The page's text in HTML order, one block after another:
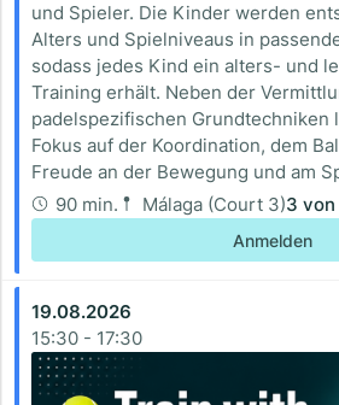
und Spieler. Die Kinder werden
Alters und Spielniveaus in
sodass jedes Kind ein alters- und
Training erhält. Neben der
padelspezifischen Grundtechniken
Fokus auf der Koordination, dem
Freude an der Bewegung und am
90 min.
Málaga (Court 3)3 von
Anmelden
19.08.2026
15:30 - 17:30